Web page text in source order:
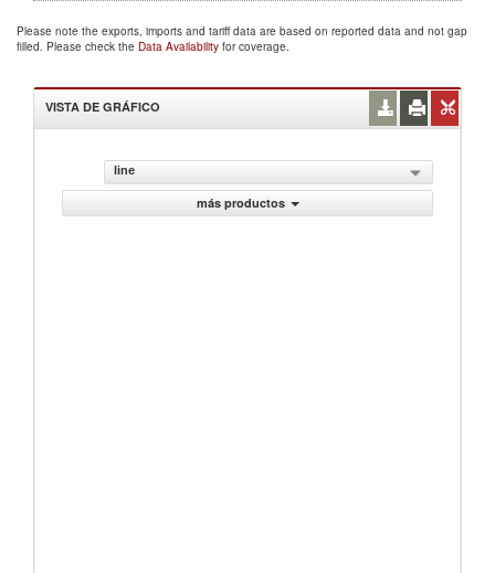
Please note the exports, imports and tariff data are based on reported data and not gap
filled. Please check the Data Availability for coverage.
VISTA DE GRÁFICO
line
más productos